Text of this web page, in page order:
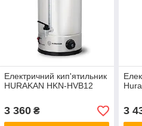
Електричний кип'ятильник
HURAKAN HKN-HVB12
3 360₴ 3